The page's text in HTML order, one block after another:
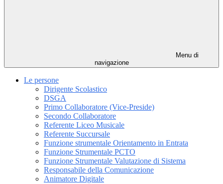
Menu di
navigazione
Le persone
Dirigente Scolastico
DSGA
Primo Collaboratore (Vice-Preside)
Secondo Collaboratore
Referente Liceo Musicale
Referente Succursale
Funzione strumentale Orientamento in Entrata
Funzione Strumentale PCTO
Funzione Strumentale Valutazione di Sistema
Responsabile della Comunicazione
Animatore Digitale